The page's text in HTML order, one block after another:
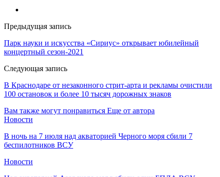
Предыдущая запись
Парк науки и искусства «Сириус» открывает юбилейный
концертный сезон-2021
Следующая запись
В Краснодаре от незаконного стрит-арта и рекламы очистили
100 остановок и более 10 тысяч дорожных знаков
Вам также могут понравиться Еще от автора
Новости
В ночь на 7 июля над акваторией Черного моря сбили 7
беспилотников ВСУ
Новости